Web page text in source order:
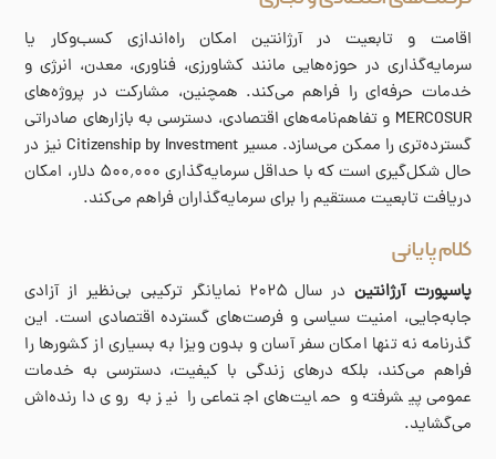
اقامت و تابعیت در آرژانتین امکان راه‌اندازی کسب‌وکار یا
سرمایه‌گذاری در حوزه‌هایی مانند کشاورزی، فناوری، معدن، انرژی و
خدمات حرفه‌ای را فراهم می‌کند. همچنین، مشارکت در پروژه‌های
MERCOSUR و تفاهم‌نامه‌های اقتصادی، دسترسی به بازارهای صادراتی
گسترده‌تری را ممکن می‌سازد. مسیر Citizenship by Investment نیز در
حال شکل‌گیری است که با حداقل سرمایه‌گذاری ۵۰۰٬۰۰۰ دلار، امکان
دریافت تابعیت مستقیم را برای سرمایه‌گذاران فراهم می‌کند.
کلام پایانی
پاسپورت آرژانتین
در سال ۲۰۲۵ نمایانگر ترکیبی بی‌نظیر از آزادی
جابه‌جایی، امنیت سیاسی و فرصت‌های گسترده اقتصادی است. این
گذرنامه نه تنها امکان سفر آسان و بدون ویزا به بسیاری از کشورها را
فراهم می‌کند، بلکه درهای زندگی با کیفیت، دسترسی به خدمات
عمومی پیشرفته و حمایت‌های اجتماعی را نیز به روی دارنده‌اش
می‌گشاید.